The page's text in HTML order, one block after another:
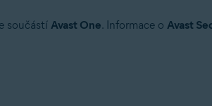
součástí Avast One. Informace o Avast